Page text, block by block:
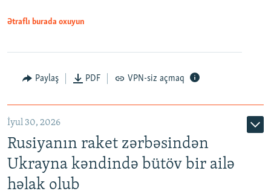
Ətraflı burada oxuyun
Paylaş PDF VPN-siz açmaq
İyul 30, 2026
Rusiyanın raket zərbəsindən
Ukrayna kəndində bütöv bir ailə
həlak olub